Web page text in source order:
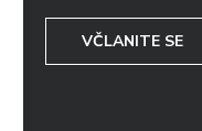
VČLANITE SE